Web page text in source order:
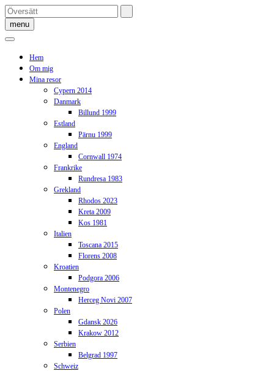
Skip
to
content
menu
Hem
Om mig
Mina resor
Cypern 2014
Danmark
Billund 1999
Estland
Pärnu 1999
England
Cornwall 1974
Frankrike
Rundresa 1983
Grekland
Rhodos 2023
Kreta 2009
Kos 1981
Italien
Toscana 2015
Florens 2008
Kroatien
Podgora 2006
Montenegro
Herceg Novi 2007
Polen
Gdansk 2026
Krakow 2012
Serbien
Belgrad 1997
Schweiz